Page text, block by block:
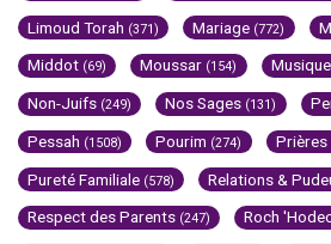
Limoud Torah (371) Mariage (772)
Middot (69) Moussar (154)
Non-Juifs (249) Nos Sages (131)
Pessah (1508) Pourim (274) Prières
Pureté Familiale (578) Relations &
Respect des Parents (247) Roch